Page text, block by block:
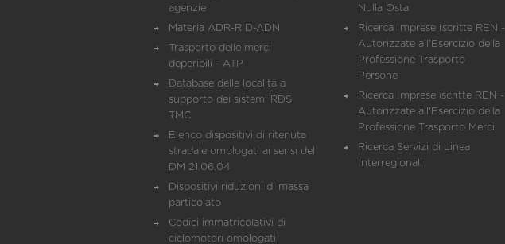
agenzie
Materia ADR-RID-ADN
Trasporto delle merci
deperibili - ATP
Database delle località a
supporto dei sistemi RDS
TMC
Elenco dispositivi di ritenuta
stradale omologati ai sensi del
DM 21.06.04
Dispositivi riduzioni di massa
particolato
Codici immatricolativi di
ciclomotori omologati
Nulla Osta
Ricerca Imprese Iscritte REN -
Autorizzate all'Esercizio della
Professione Trasporto
Persone
Ricerca Imprese iscritte REN -
Autorizzate all'Esercizio della
Professione Trasporto Merci
Ricerca Servizi di Linea
Interregionali